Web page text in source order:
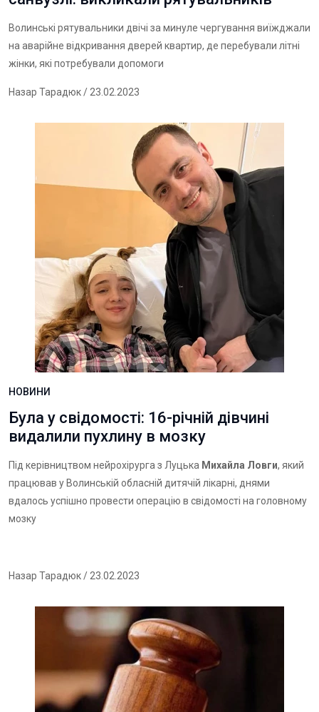
Волинські рятувальники двічі за минуле чергування виїжджали
на аварійне відкривання дверей квартир, де перебували літні
жінки, які потребували допомоги
Назар Тарадюк/ 23.02.2023
НОВИНИ
Була у свідомості: 16-річній дівчині
видалили пухлину в мозку
Під керівництвом нейрохірурга з Луцька Михайла Ловги, який
працював у Волинській обласній дитячій лікарні, днями
вдалось успішно провести операцію в свідомості на головному
мозку
Назар Тарадюк/ 23.02.2023